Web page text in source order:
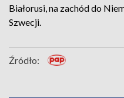
Białorusi, na zachód do
Szwecji.
Źródło: